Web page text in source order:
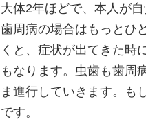
大体2年ほどで、本人が
歯周病の場合はもっとひ
くと、症状が出てきた時
もなります。虫歯も歯周
ま進行していきます。も
です。